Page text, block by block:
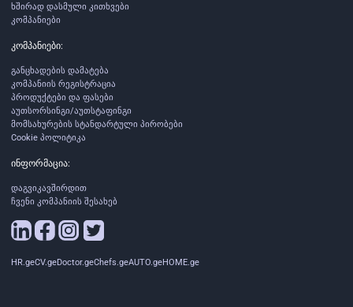
ხშირად დასმული კითხვები
კომპანიები
კომპანიები:
განცხადების დამატება
კომპანიის რეგისტრაცია
პროდუქტები და ფასები
აუთსორსინგი/აუთსტაფინგი
მომსახურების სტანდარტული პირობები
Cookie პოლიტიკა
ინფორმაცია:
დაგვიკავშირდით
ჩვენი კომპანიის შესახებ
HR.geCV.geDoctor.geChefs.geAUTO.geHOME.ge